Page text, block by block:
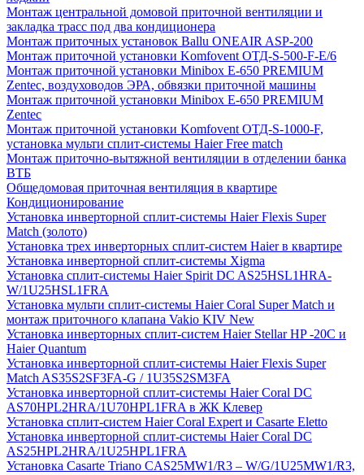
Монтаж центральной домовой приточной вентиляции и
закладка трасс под два кондиционера
Монтаж приточных установок Ballu ONEAIR ASP-200
Монтаж приточной установки Komfovent ОТД-S-500-F-E/6
Монтаж приточной установки Minibox E-650 PREMIUM
Zentec, воздуховодов ЭРА, обвязки приточной машины
Монтаж приточной установки Minibox E-650 PREMIUM
Zentec
Монтаж приточной установки Komfovent ОТД-S-1000-F,
установка мульти сплит-системы Haier Free match
Монтаж приточно-вытяжной вентиляции в отделении банка
ВТБ
Общедомовая приточная вентиляция в квартире
Кондиционирование
Установка инверторной сплит-системы Haier Flexis Super
Match (золото)
Установка трех инверторных сплит-систем Haier в квартире
Установка инверторной сплит-системы Xigma
Установка сплит-системы Haier Spirit DC AS25HSL1HRA-
W/1U25HSL1FRA
Установка мульти сплит-системы Haier Coral Super Match и
монтаж приточного клапана Vakio KIV New
Установка инверторных сплит-систем Haier Stellar HP -20С и
Haier Quantum
Установка инверторной сплит-системы Haier Flexis Super
Match AS35S2SF3FA-G / 1U35S2SM3FA
Установка инверторной сплит-системы Haier Coral DC
AS70HPL2HRA/1U70HPL1FRA в ЖК Клевер
Установка сплит-систем Haier Coral Expert и Casarte Eletto
Установка инверторной сплит-системы Haier Coral DC
AS25HPL2HRA/1U25HPL1FRA
Установка Casarte Triano CAS25MW1/R3 – W/G/1U25MW1/R3,